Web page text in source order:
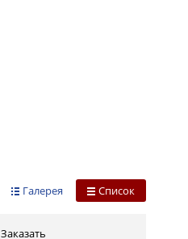
Список
Галерея
Заказать